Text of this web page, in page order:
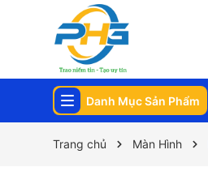
Danh Mục Sản Phẩm
Trang chủ Màn Hình